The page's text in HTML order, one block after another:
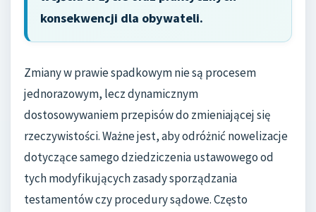
konsekwencji dla obywateli.
Zmiany w prawie spadkowym nie są procesem
jednorazowym, lecz dynamicznym
dostosowywaniem przepisów do zmieniającej się
rzeczywistości. Ważne jest, aby odróżnić nowelizacje
dotyczące samego dziedziczenia ustawowego od
tych modyfikujących zasady sporządzania
testamentów czy procedury sądowe. Często